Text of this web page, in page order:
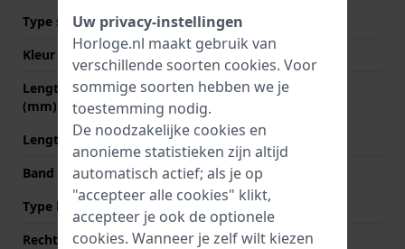
Type sluiting
Gesp
Kleur sluiting
Zilver
Lengte band op 12 uur
(mm)
80 mm
Lengte band op 6 uur (mm) 120 mm
Band maat
L
Type bevestiging
Bandpennen
Rechte bandaanzet
Ja
Uw privacy-instellingen
Horloge.nl maakt gebruik van
verschillende soorten cookies. Voor
sommige soorten hebben we je
toestemming nodig.
De noodzakelijke cookies en
anonieme statistieken zijn altijd
automatisch actief; als je op
"accepteer alle cookies" klikt,
accepteer je ook de optionele
cookies. Wanneer je zelf wilt kiezen